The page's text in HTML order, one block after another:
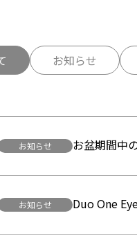
お知らせ
お知らせ お盆期間中
お知らせ Duo One